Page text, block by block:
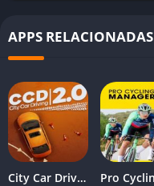
APPS RELACIONADAS
City Car Driving 2.0